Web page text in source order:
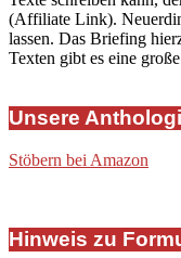
(Affiliate Link).
lassen. Das Briefing
Texten gibt es eine
Unsere
Stöbern bei Amazon
Hinweis zu